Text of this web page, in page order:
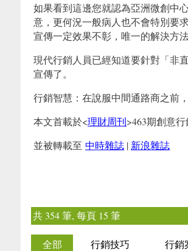
如果看到這邊您就認為亞洲微創中
意，更何況一般病人也不會特別要
宣傳一定效果不彰，唯一的解決方
現代行銷人員已經知道要針對「非
宣傳了。
行銷智慧：在說服中間通路商之前
本文首載於<理財周刊>463期創意
並被轉載至 中時雜誌 | 新浪雜誌
共 354 筆, 每頁 15 筆
全部 行銷技巧 行銷